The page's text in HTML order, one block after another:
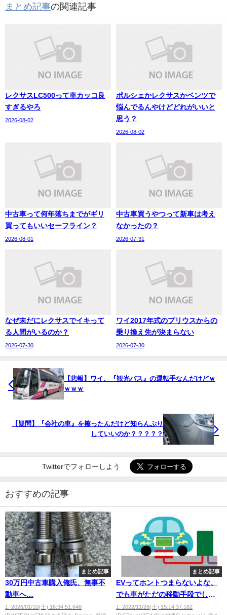
まとめ記事の関連記事
レクサスLC500って車カッコ良
すぎるやろ
2026-08-02
ポルシェかレクサスかベンツで
悩んでるんやけどどれがいいと
思う？
2026-08-02
中古車って何年落ちまでがギリ
買ってもいいセーフライン？
2026-08-01
中古車買うやつって新車は考え
なかったの？
2026-07-31
なぜ未だにレクサスでイキって
る人間がいるのか？
2026-07-30
ワイ2017年式のプリウスからの
乗り換え先が決まらない
2026-07-30
【悲報】ワイ、『観光バス』の運転手なんだけどｗ
ｗｗｗ
【疑問】『会社の車』を擦ったんだけど知らんぷり
していいのか？？？？？
Twitterでフォローしよう
おすすめの記事
まとめ記事
30万円中古車購入俺氏、無事不
動車へ…
1: 2026/01/10(土) 16:34:51.648
まとめ記事
EVってホントつまらないよな、
でも車がただの移動手段でしか
ない人からしたら丁度イイよな
1: 2022/11/26(土) 15:14:37.162